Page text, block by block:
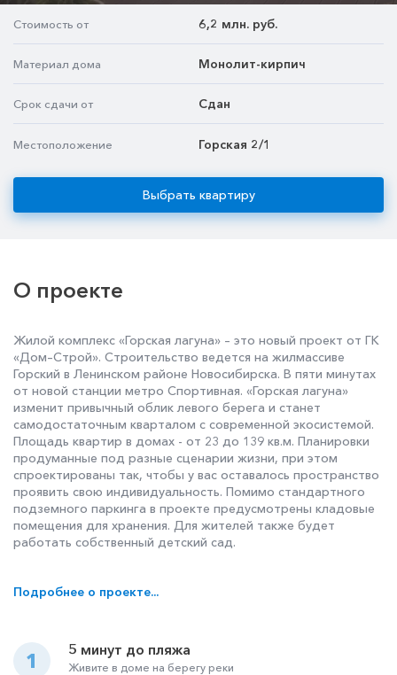
6,2 млн. руб.
Стоимость от
Монолит-кирпич
Материал дома
Сдан
Срок сдачи от
Горская 2/1
Местоположение
Выбрать квартиру
О проекте
Жилой комплекс «Горская лагуна» – это новый проект от ГК
«Дом–Строй». Строительство ведется на жилмассиве
Горский в Ленинском районе Новосибирска. В пяти минутах
от новой станции метро Спортивная. «Горская лагуна»
изменит привычный облик левого берега и станет
самодостаточным кварталом с современной экосистемой.
Площадь квартир в домах - от 23 до 139 кв.м. Планировки
продуманные под разные сценарии жизни, при этом
спроектированы так, чтобы у вас оставалось пространство
проявить свою индивидуальность. Помимо стандартного
подземного паркинга в проекте предусмотрены кладовые
помещения для хранения. Для жителей также будет
работать собственный детский сад.
Подробнее о проекте...
1 5 минут до пляжа
Живите в доме на берегу реки